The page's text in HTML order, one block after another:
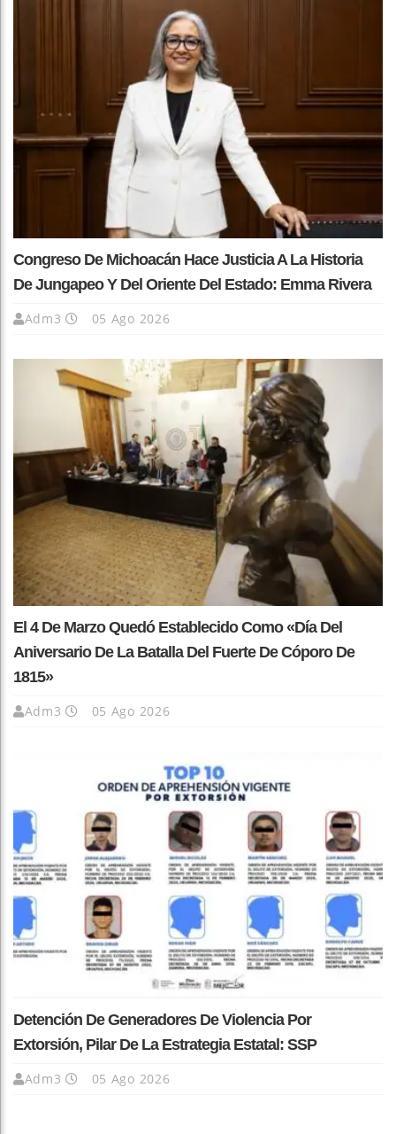
Congreso De Michoacán Hace Justicia A La Historia
De Jungapeo Y Del Oriente Del Estado: Emma Rivera
Adm3 05 Ago 2026
El 4 De Marzo Quedó Establecido Como «Día Del
Aniversario De La Batalla Del Fuerte De Cóporo De
1815»
Adm3 05 Ago 2026
Detención De Generadores De Violencia Por
Extorsión, Pilar De La Estrategia Estatal: SSP
Adm3 05 Ago 2026